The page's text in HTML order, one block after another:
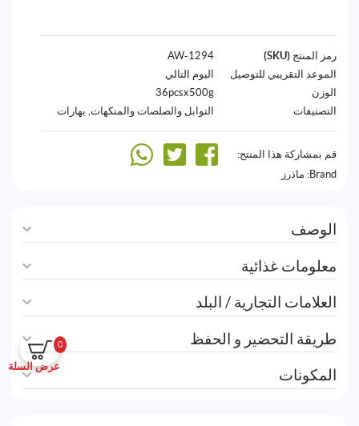
0
عرض السلة
رمز المنتج (SKU)
1294-AW
الموعد التقريبي للتوصيل
اليوم التالي
الوزن
36pcsx500g
التصنيفات
التوابل والصلصات والمنكهات, بهارات
قم بمشاركة هذا المنتج:
Brand: ماذرز
الوصف
معلومات غذائية
العلامات التجارية / البلد
طريقة التحضير و الحفظ
المكونات